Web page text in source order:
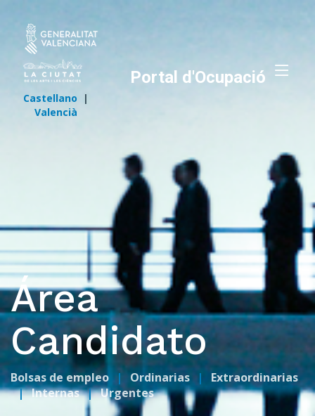
Castellano
|
Valencià
Portal d'Ocupació
Área
Candidato
Bolsas de empleo Ordinarias
Extraordinarias
Internas
Urgentes